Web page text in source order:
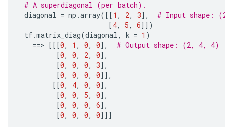
# A superdiagonal (per batch).
diagonal = np .array([[1 , 2, 3],
# Input shape:
[4, 5, 6]])
tf.matrix_diag(diagonal, k = 1 )
==> [[[0, 1 , 0, 0],
# Output shape: (2, 4, 4)
[0, 0, 2, 0],
[0, 0, 0, 3],
[0, 0, 0, 0]],
[[0, 4, 0, 0],
[0, 0, 5, 0],
[0, 0, 0, 6],
[0, 0, 0, 0]]]